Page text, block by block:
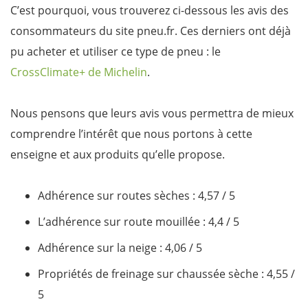
C’est pourquoi, vous trouverez ci-dessous les avis des
consommateurs du site pneu.fr. Ces derniers ont déjà
pu acheter et utiliser ce type de pneu : le
CrossClimate+ de Michelin.
Nous pensons que leurs avis vous permettra de mieux
comprendre l’intérêt que nous portons à cette
enseigne et aux produits qu’elle propose.
Adhérence sur routes sèches​ : 4,57 / 5
L’adhérence sur route mouillée​ : 4,4 / 5
Adhérence sur la neige : ​4,06 / 5
Propriétés de freinage sur chaussée sèche : ​4,55 /
5